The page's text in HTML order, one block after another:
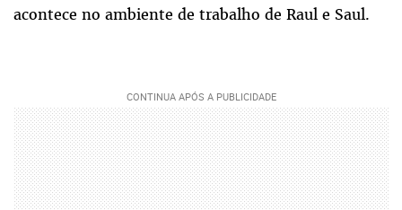
acontece no ambiente de trabalho de Raul e Saul.